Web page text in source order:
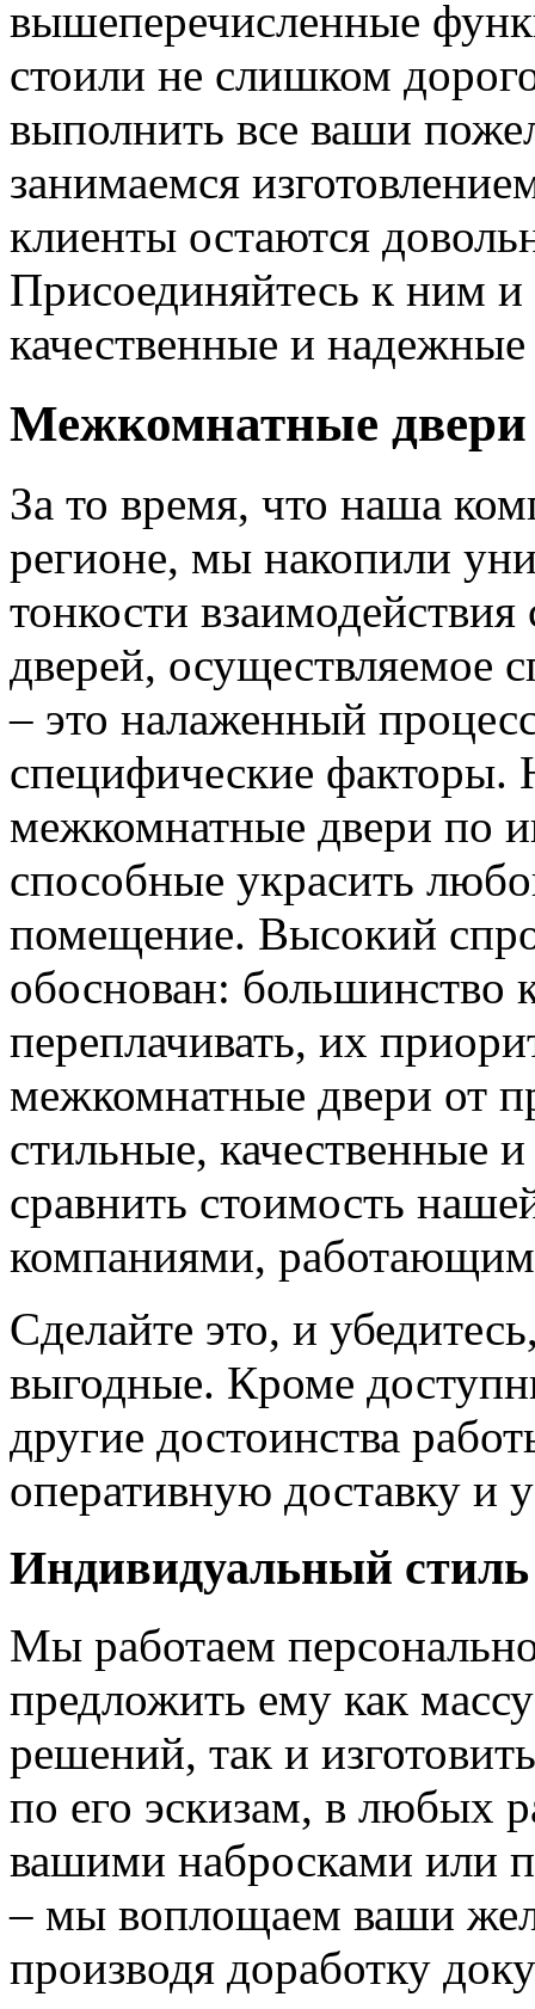
вышеперечисленные
стоили не слишком
выполнить все ваши
занимаемся
клиенты остаются
Присоединяйтесь к ним
качественные и
Межкомнатные двери
За то время, что наша
регионе, мы накопили
тонкости
дверей, осуществляемое
– это налаженный
специфические
межкомнатные двери по
способные украсить
помещение. Высокий
обоснован: большинство
переплачивать, их
межкомнатные двери от
стильные, качественные
сравнить стоимость
компаниями,
Сделайте это, и
выгодные. Кроме
другие достоинства
оперативную доставку и
Индивидуальный стиль
Мы работаем
предложить ему как
решений, так и
по его эскизам, в любых
вашими набросками или
– мы воплощаем ваши
производя доработку